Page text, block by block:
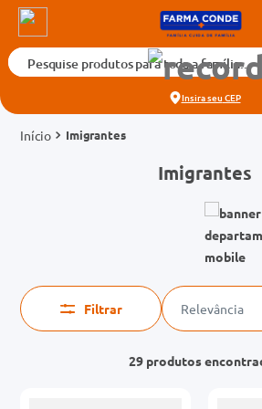
Pesquise produtos para toda a família...
Termos mais buscados
2º
fralda
7
vitamina d
8º
tadalafila 20mg
protetor solar
Insira seu CEP
Imigrantes
Imigrantes
Filtrar Relevância
29 produtos